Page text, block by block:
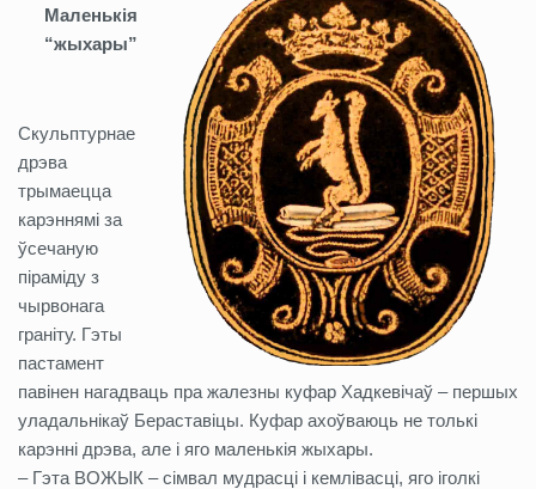
Маленькія
“жыхары”
Скульптурнае
дрэва
трымаецца
карэннямі за
ўсечаную
піраміду з
чырвонага
граніту. Гэты
пастамент
павінен нагадваць пра жалезны куфар Хадкевічаў – першых
уладальнікаў Бераставіцы. Куфар ахоўваюць не толькі
карэнні дрэва, але і яго маленькія жыхары.
– Гэта ВОЖЫК – сімвал мудрасці і кемлівасці, яго іголкі